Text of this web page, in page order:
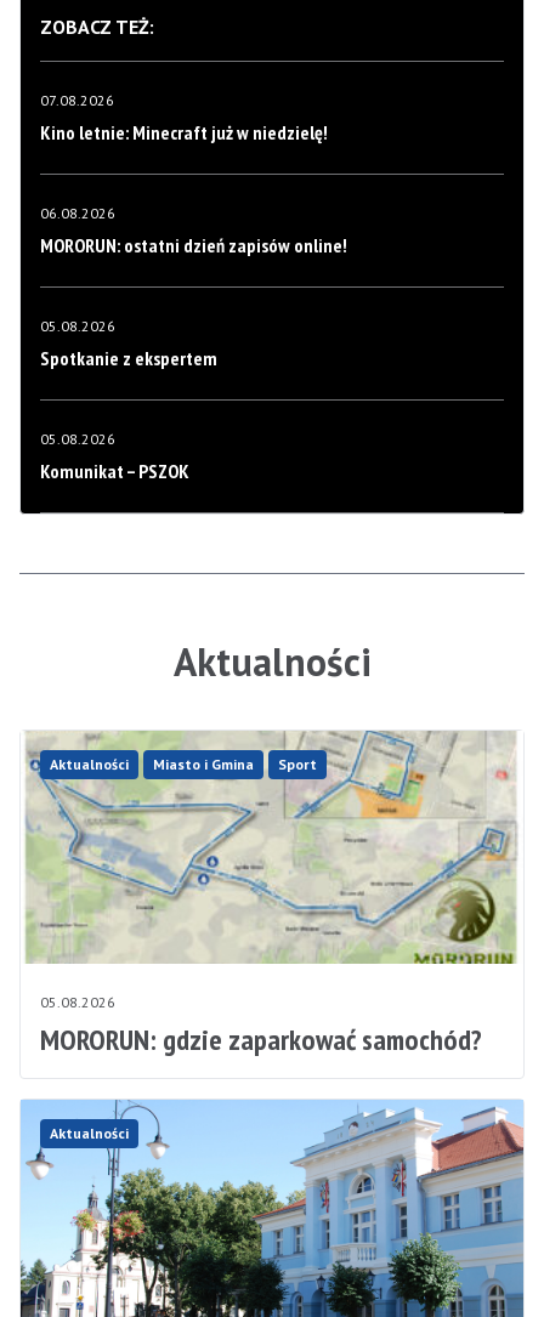
ZOBACZ TEŻ:
07.08.2026
Kino letnie: Minecraft już w niedzielę!
06.08.2026
MORORUN: ostatni dzień zapisów online!
05.08.2026
Spotkanie z ekspertem
05.08.2026
Komunikat – PSZOK
Aktualności
Aktualności Miasto i Gmina Sport
05.08.2026
MORORUN: gdzie zaparkować samochód?
Aktualności